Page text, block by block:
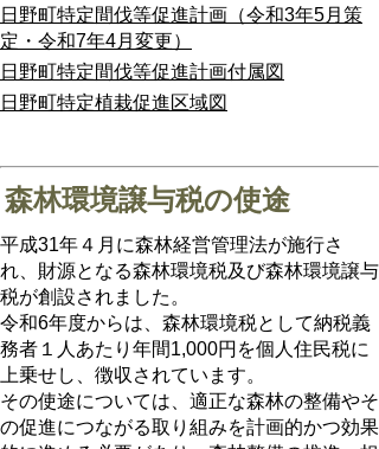
日野町特定間伐等促進計画（令和3年5月策
定・令和7年4月変更）
日野町特定間伐等促進計画付属図
日野町特定植栽促進区域図
森林環境譲与税の使途
平成31年４月に森林経営管理法が施行さ
れ、財源となる森林環境税及び森林環境譲与
税が創設されました。
令和6年度からは、森林環境税として納税義
務者１人あたり年間1,000円を個人住民税に
上乗せし、徴収されています。
その使途については、適正な森林の整備やそ
の促進につながる取り組みを計画的かつ効果